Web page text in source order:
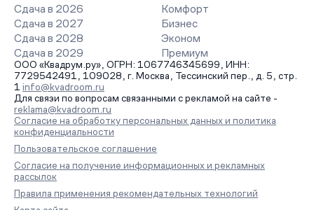
Сдача в 2026
Сдача в 2027
Сдача в 2028
Сдача в 2029
Комфорт
Бизнес
Эконом
Премиум
ООО «Квадрум.ру», ОГРН: 1067746345699, ИНН:
7729542491, 109028, г. Москва, Тессинский пер., д. 5, стр.
1 info@kvadroom.ru
Для связи по вопросам связанными с рекламой на сайте -
reklama@kvadroom.ru
Согласие на обработку персональных данных и политика
конфиденциальности
Пользовательское соглашение
Согласие на получение информационных и рекламных
рассылок
Правила применения рекомендательных технологий